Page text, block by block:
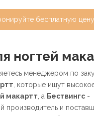
бесплатную
ногтей
менеджером по
, которые ищут
макартт , а Бествингс -
производитель и